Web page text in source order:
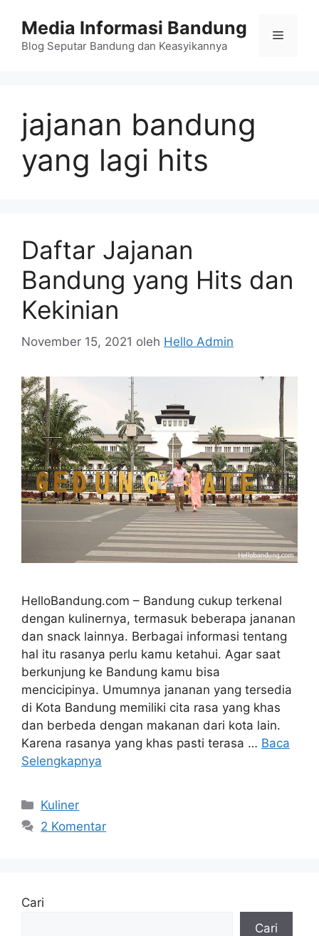
Media Informasi Bandung
Blog Seputar Bandung dan Keasyikannya
Menu
jajanan bandung
yang lagi hits
Daftar Jajanan
Bandung yang Hits dan
Kekinian
November 15, 2021 oleh Hello Admin
HelloBandung.com – Bandung cukup terkenal
dengan kulinernya, termasuk beberapa jananan
dan snack lainnya. Berbagai informasi tentang
hal itu rasanya perlu kamu ketahui. Agar saat
berkunjung ke Bandung kamu bisa
mencicipinya. Umumnya jananan yang tersedia
di Kota Bandung memiliki cita rasa yang khas
dan berbeda dengan makanan dari kota lain.
Karena rasanya yang khas pasti terasa … Baca
Selengkapnya
Kategori
Kuliner
2 Komentar
Cari
Cari